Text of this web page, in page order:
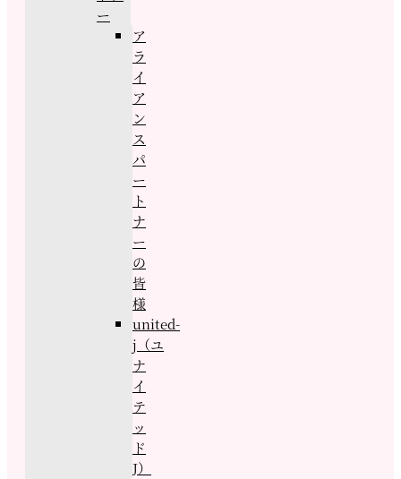
ー
ア
ラ
イ
ア
ン
ス
パ
ー
ト
ナ
ー
の
皆
様
united-
j（ユ
ナ
イ
テ
ッ
ド
J）